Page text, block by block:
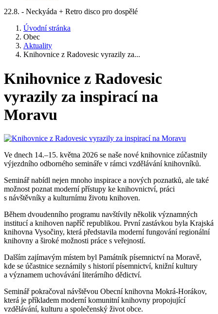
22.8. - Neckyáda + Retro disco pro dospělé
Úvodní stránka
Obec
Aktuality
Knihovnice z Radovesic vyrazily za...
Knihovnice z Radovesic
vyrazily za inspirací na
Moravu
Ve dnech 14.–15. května 2026 se naše nové knihovnice zúčastnily
výjezdního odborného semináře v rámci vzdělávání knihovníků.
Seminář nabídl nejen mnoho inspirace a nových poznatků, ale také
možnost poznat moderní přístupy ke knihovnictví, práci
s návštěvníky a kulturnímu životu knihoven.
Během dvoudenního programu navštívily několik významných
institucí a knihoven napříč republikou. První zastávkou byla Krajská
knihovna Vysočiny, která představila moderní fungování regionální
knihovny a široké možnosti práce s veřejností.
Dalším zajímavým místem byl Památník písemnictví na Moravě,
kde se účastnice seznámily s historií písemnictví, knižní kultury
a významem uchovávání literárního dědictví.
Seminář pokračoval návštěvou Obecní knihovna Mokrá-Horákov,
která je příkladem moderní komunitní knihovny propojující
vzdělávání, kulturu a společenský život obce.